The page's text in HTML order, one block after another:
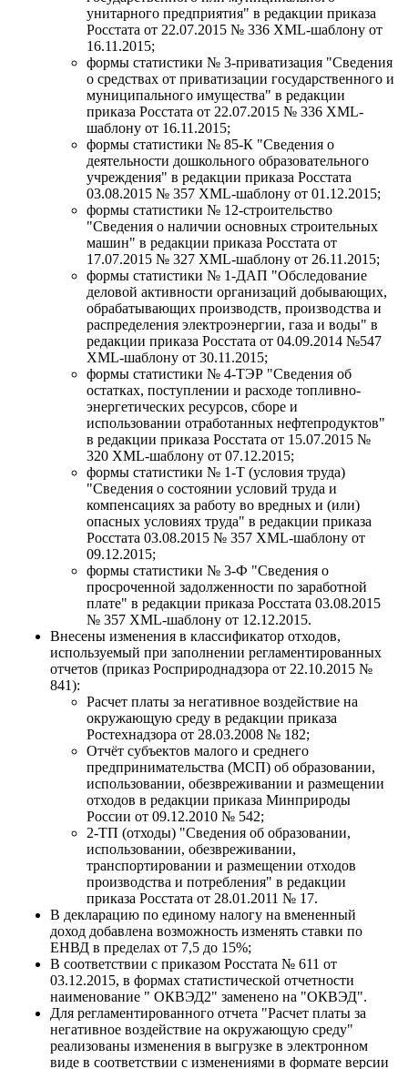
унитарного предприятия" в редакции приказа
Росстата от 22.07.2015 № 336 XML-шаблону от
16.11.2015;
формы статистики № 3-приватизация "Сведения
о средствах от приватизации государственного и
муниципального имущества" в редакции
приказа Росстата от 22.07.2015 № 336 XML-
шаблону от 16.11.2015;
формы статистики № 85-К "Сведения о
деятельности дошкольного образовательного
учреждения" в редакции приказа Росстата
03.08.2015 № 357 XML-шаблону от 01.12.2015;
формы статистики № 12-строительство
"Сведения о наличии основных строительных
машин" в редакции приказа Росстата от
17.07.2015 № 327 XML-шаблону от 26.11.2015;
формы статистики № 1-ДАП "Обследование
деловой активности организаций добывающих,
обрабатывающих производств, производства и
распределения электроэнергии, газа и воды" в
редакции приказа Росстата от 04.09.2014 №547
XML-шаблону от 30.11.2015;
формы статистики № 4-ТЭР "Сведения об
остатках, поступлении и расходе топливно-
энергетических ресурсов, сборе и
использовании отработанных нефтепродуктов"
в редакции приказа Росстата от 15.07.2015 №
320 XML-шаблону от 07.12.2015;
формы статистики № 1-Т (условия труда)
"Сведения о состоянии условий труда и
компенсациях за работу во вредных и (или)
опасных условиях труда" в редакции приказа
Росстата 03.08.2015 № 357 XML-шаблону от
09.12.2015;
формы статистики № 3-Ф "Сведения о
просроченной задолженности по заработной
плате" в редакции приказа Росстата 03.08.2015
№ 357 XML-шаблону от 12.12.2015.
Внесены изменения в классификатор отходов,
используемый при заполнении регламентированных
отчетов (приказ Росприроднадзора от 22.10.2015 №
841):
Расчет платы за негативное воздействие на
окружающую среду в редакции приказа
Ростехнадзора от 28.03.2008 № 182;
Отчёт субъектов малого и среднего
предпринимательства (МСП) об образовании,
использовании, обезвреживании и размещении
отходов в редакции приказа Минприроды
России от 09.12.2010 № 542;
2-ТП (отходы) "Сведения об образовании,
использовании, обезвреживании,
транспортировании и размещении отходов
производства и потребления" в редакции
приказа Росстата от 28.01.2011 № 17.
В декларацию по единому налогу на вмененный
доход добавлена возможность изменять ставки по
ЕНВД в пределах от 7,5 до 15%;
В соответствии с приказом Росстата № 611 от
03.12.2015, в формах статистической отчетности
наименование " ОКВЭД2" заменено на "ОКВЭД".
Для регламентированного отчета "Расчет платы за
негативное воздействие на окружающую среду"
реализованы изменения в выгрузке в электронном
виде в соответствии с изменениями в формате версии